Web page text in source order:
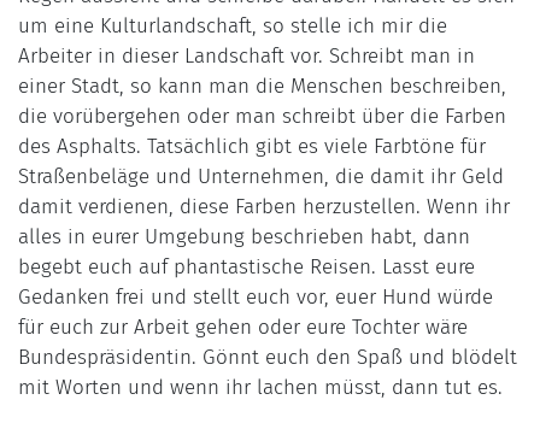
um eine Kulturlandschaft, so stelle ich mir die
Arbeiter in dieser Landschaft vor. Schreibt man in
einer Stadt, so kann man die Menschen beschreiben,
die vorübergehen oder man schreibt über die Farben
des Asphalts. Tatsächlich gibt es viele Farbtöne für
Straßenbeläge und Unternehmen, die damit ihr Geld
damit verdienen, diese Farben herzustellen. Wenn ihr
alles in eurer Umgebung beschrieben habt, dann
begebt euch auf phantastische Reisen. Lasst eure
Gedanken frei und stellt euch vor, euer Hund würde
für euch zur Arbeit gehen oder eure Tochter wäre
Bundespräsidentin. Gönnt euch den Spaß und blödelt
mit Worten und wenn ihr lachen müsst, dann tut es.